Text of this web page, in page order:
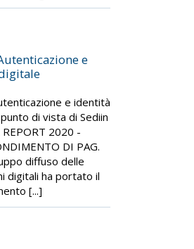
e
e identità
di vista di Sediin
REPORT 2020 -
DI PAG.
diffuso delle
digitali ha portato il
[...]